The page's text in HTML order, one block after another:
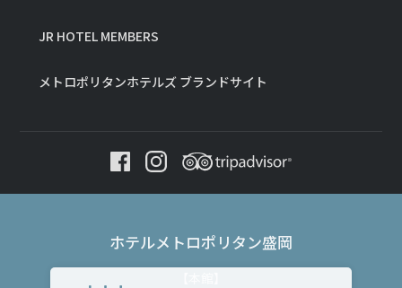
JR HOTEL MEMBERS
メトロポリタンホテルズ ブランドサイト
ホテルメトロポリタン盛岡